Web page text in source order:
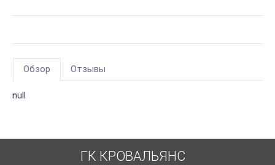
Обзор Отзывы
null
ГК КРОВАЛЬЯНС